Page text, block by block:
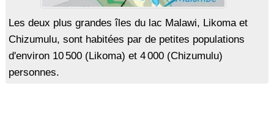
Les deux plus grandes îles du lac Malawi, Likoma et
Chizumulu, sont habitées par de petites populations
d'environ 10 500 (Likoma) et 4 000 (Chizumulu)
personnes.